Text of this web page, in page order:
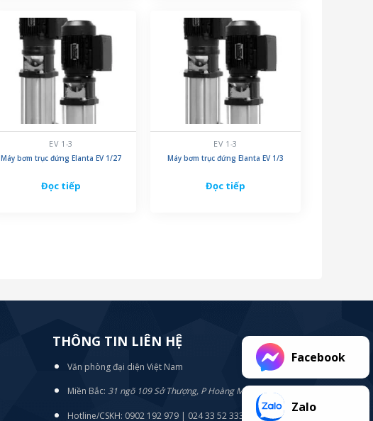
EV 1-3
Máy bơm trục đứng Elanta EV 1/27
Đọc tiếp
EV 1-3
Máy bơm trục đứng Elanta EV 1/3
Đọc tiếp
THÔNG TIN LIÊN HỆ
Văn phòng đại diện Việt Nam
Miền Bắc: 31 ngõ 109 Sở Thượng, P Hoàng Mai, TP Hà Nội
Hotline/CSKH: 0902 192 979 | 024 33 52 3333
Facebook
Zalo